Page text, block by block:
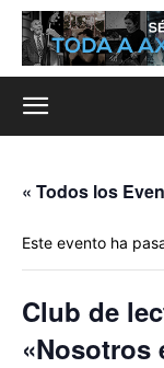
« Todos los
Este evento ha
Club de
«Nosotros